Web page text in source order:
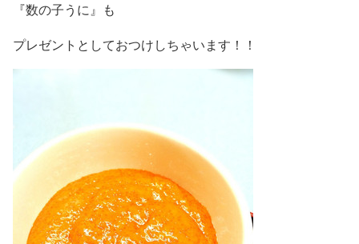
『数の子うに』も
プレゼントとしておつけしちゃいます！！